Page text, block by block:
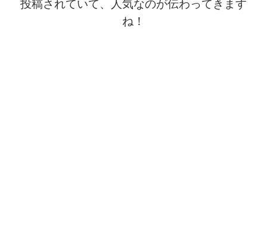
投稿されていて、人気なのが伝わってきます
ね！